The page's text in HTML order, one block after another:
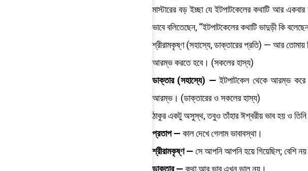
মাস্টারের বড় ইচ্ছা যে ইটপাটকেলের কথাটি আর
ভাবে বলিতেছেন, “ইটপাটকেলের কথাটি ভাদুড়ী কি
শ্রীরামকৃষ্ণ (সহাস্যে, ডাক্তারের প্রতি) — আর তোমায়
আরম্ভ করতে হবে। (সকলের হাস্য)
ডাক্তার (সহাস্যে) — ইটপাটকেল থেকে আরম্ভ করে
আরম্ভ। (ডাক্তারের ও সকলের হাস্য)
ঠাকুর একটু অসুস্থ, তবুও তাঁহার ঈশ্বরীয় ভাব হয় ও
প্রতাপ — কাল দেখে গেলাম ভাবাবস্থা।
শ্রীরামকৃষ্ণ — সে আপনি আপনি হয়ে গিয়েছিল; বেশি
ডাক্তার — কথা আর ভাব এখন ভাল নয়।